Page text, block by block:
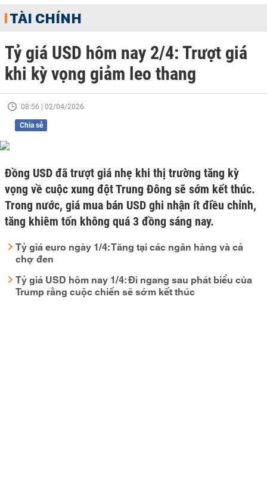
TÀI CHÍNH
Tỷ giá USD hôm nay 2/4: Trượt giá
khi kỳ vọng giảm leo thang
08:56 | 02/04/2026
Chia sẻ
Đồng USD đã trượt giá nhẹ khi thị trường tăng kỳ
vọng về cuộc xung đột Trung Đông sẽ sớm kết thúc.
Trong nước, giá mua bán USD ghi nhận ít điều chỉnh,
tăng khiêm tốn không quá 3 đồng sáng nay.
Tỷ giá euro ngày 1/4: Tăng tại các ngân hàng và cả
chợ đen
Tỷ giá USD hôm nay 1/4: Đi ngang sau phát biểu của
Trump rằng cuộc chiến sẽ sớm kết thúc